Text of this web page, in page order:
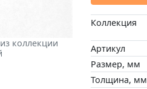
коллекции
Коллекция
Артикул
Размер, мм
Толщина, мм